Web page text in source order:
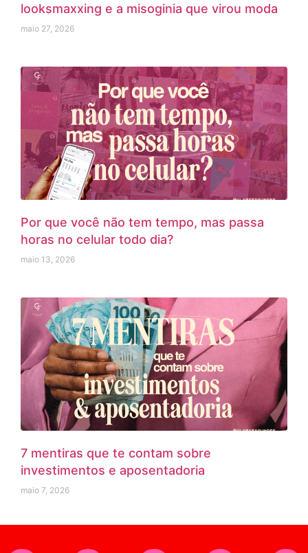
looksmaxxing e a misoginia que virou moda
maio 27, 2026
Por que você não tem tempo, mas passa
horas no celular todo dia?
maio 13, 2026
7 mentiras que te contam sobre
investimentos e aposentadoria
maio 7, 2026